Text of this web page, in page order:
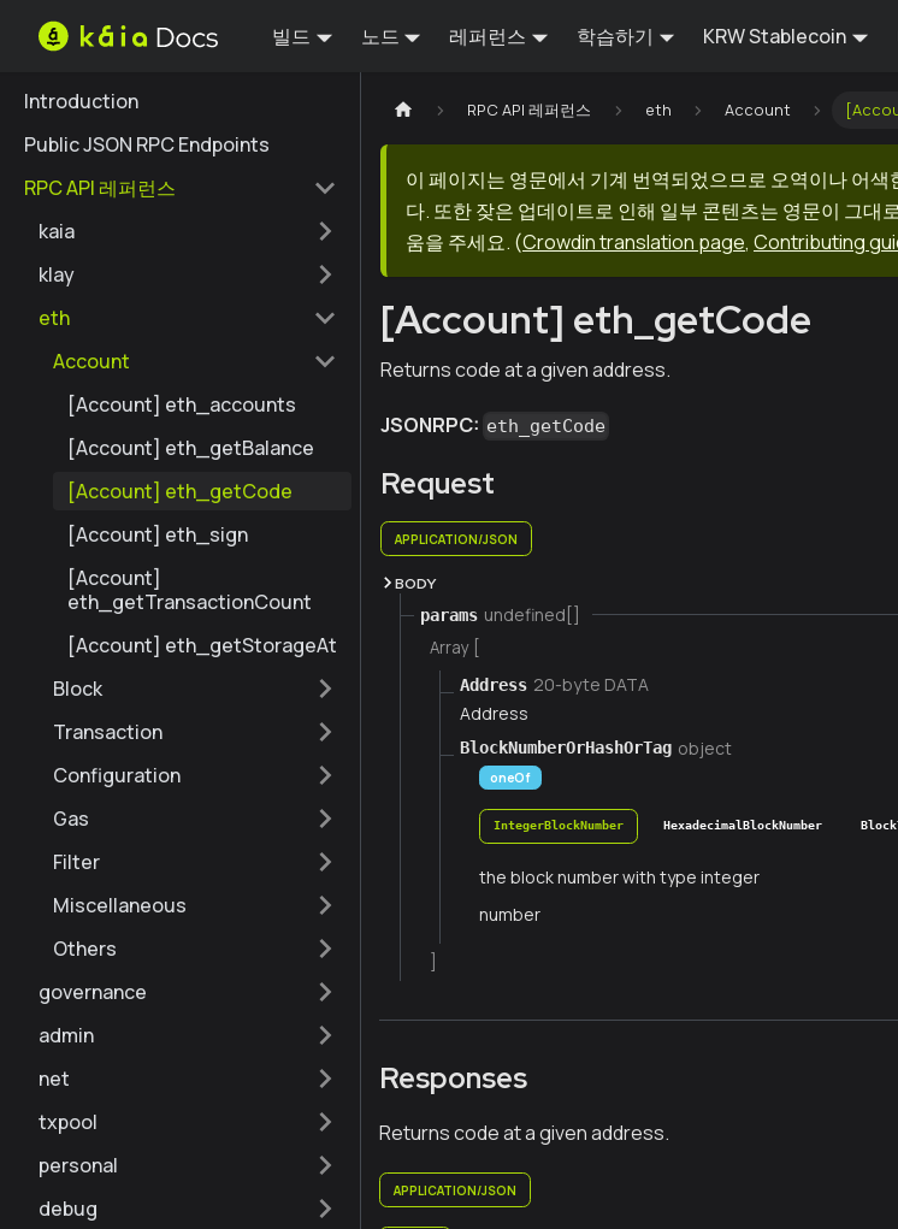
빌드 노드 레퍼런스 학습하기 KRW Stablecoin
Introduction
Public JSON RPC Endpoints
RPC API 레퍼런스
kaia
klay
eth
Account
[Account] eth_accounts
[Account] eth_getBalance
[Account] eth_getCode
[Account] eth_sign
[Account]
eth_getTransactionCount
[Account] eth_getStorageAt
Block
Transaction
Configuration
Gas
Filter
Miscellaneous
Others
governance
admin
net
txpool
personal
debug
RPC API 레퍼런스 eth Account
이 페이지는 영문에서 기계 번역되었으므로 오역이나 어
다. 또한 잦은 업데이트로 인해 일부 콘텐츠는 영문이 그
움을 주세요. (Crowdin translation page, Contributing
[Account] eth_getCode
Returns code at a given address.
JSONRPC: eth_getCode
Request
APPLICATION/JSON
BODY
params undefined[]
Array [
Address 20-byte DATA
Address
BlockNumberOrHashOrTag object
oneOf
IntegerBlockNumber HexadecimalBlockNumber
the block number with type integer
number
Responses
Returns code at a given address.
APPLICATION/JSON